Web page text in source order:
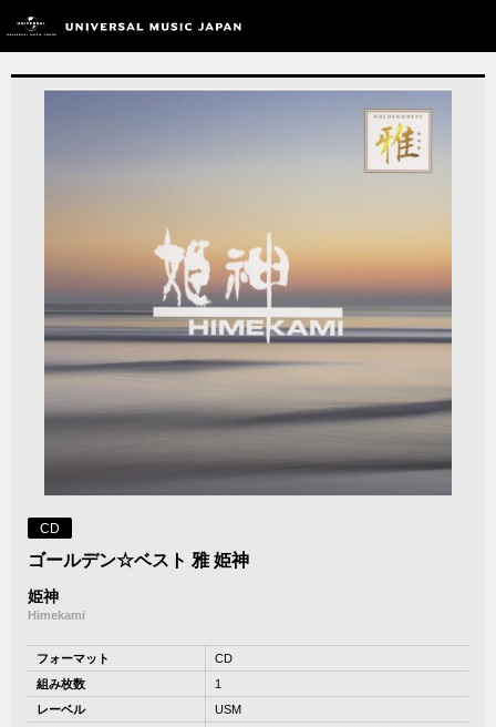
CD
ゴールデン☆ベスト 雅 姫神
姫神
Himekami
フォーマット
CD
組み枚数
1
レーベル
USM